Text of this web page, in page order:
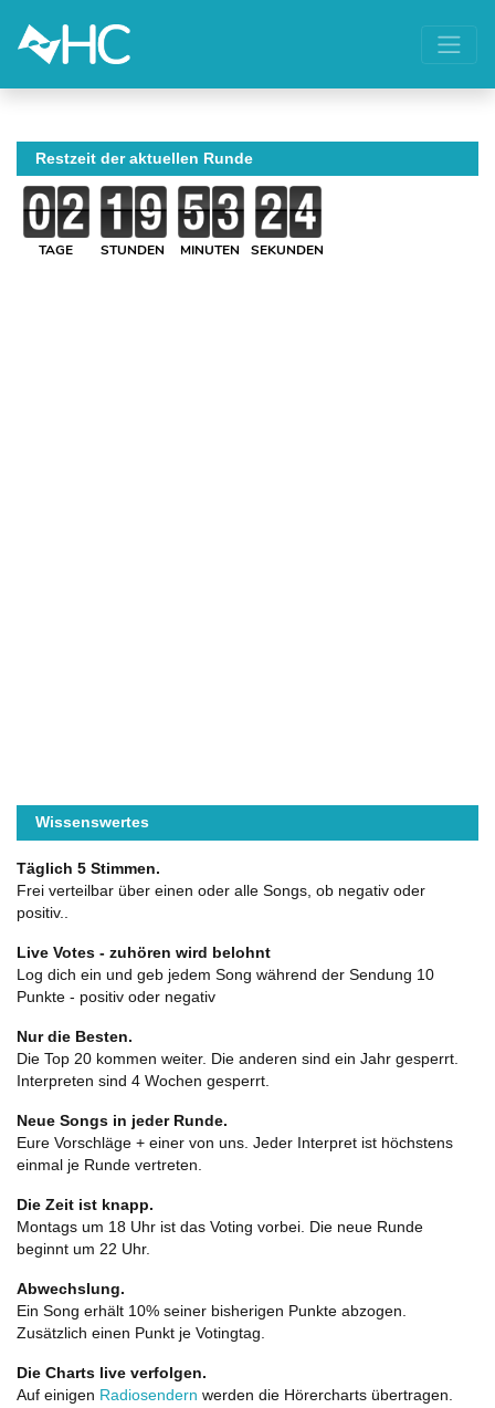
Restzeit der aktuellen Runde
TAGE STUNDEN MINUTEN SEKUNDEN
Wissenswertes
Täglich 5 Stimmen.
Frei verteilbar über einen oder alle Songs, ob negativ oder
positiv..
Live Votes - zuhören wird belohnt
Log dich ein und geb jedem Song während der Sendung 10
Punkte - positiv oder negativ
Nur die Besten.
Die Top 20 kommen weiter. Die anderen sind ein Jahr gesperrt.
Interpreten sind 4 Wochen gesperrt.
Neue Songs in jeder Runde.
Eure Vorschläge + einer von uns. Jeder Interpret ist höchstens
einmal je Runde vertreten.
Die Zeit ist knapp.
Montags um 18 Uhr ist das Voting vorbei. Die neue Runde
beginnt um 22 Uhr.
Abwechslung.
Ein Song erhält 10% seiner bisherigen Punkte abzogen.
Zusätzlich einen Punkt je Votingtag.
Die Charts live verfolgen.
Auf einigen Radiosendern werden die Hörercharts übertragen.